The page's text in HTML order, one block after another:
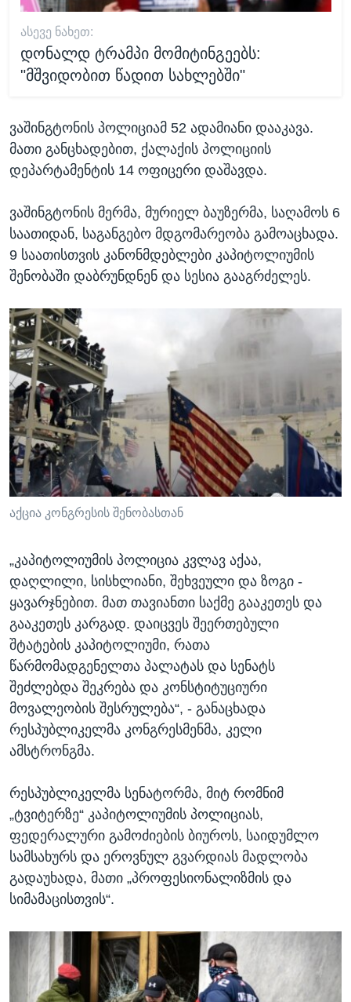
ᲐᲡᲔᲕᲔ ᲜᲐᲮᲔᲗ:
დონალდ ტრამპი მომიტინგეებს:
"მშვიდობით წადით სახლებში"
ვაშინგტონის პოლიციამ 52 ადამიანი დააკავა.
მათი განცხადებით, ქალაქის პოლიციის
დეპარტამენტის 14 ოფიცერი დაშავდა.
ვაშინგტონის მერმა, მურიელ ბაუზერმა, საღამოს 6
საათიდან, საგანგებო მდგომარეობა გამოაცხადა.
9 საათისთვის კანონმდებლები კაპიტოლიუმის
შენობაში დაბრუნდნენ და სესია გააგრძელეს.
აქცია კონგრესის შენობასთან
„კაპიტოლიუმის პოლიცია კვლავ აქაა,
დაღლილი, სისხლიანი, შეხვეული და ზოგი -
ყავარჯნებით. მათ თავიანთი საქმე გააკეთეს და
გააკეთეს კარგად. დაიცვეს შეერთებული
შტატების კაპიტოლიუმი, რათა
წარმომადგენელთა პალატას და სენატს
შეძლებდა შეკრება და კონსტიტუციური
მოვალეობის შესრულება“, - განაცხადა
რესპუბლიკელმა კონგრესმენმა, კელი
ამსტრონგმა.
რესპუბლიკელმა სენატორმა, მიტ რომნიმ
„ტვიტერზე“ კაპიტოლიუმის პოლიციას,
ფედერალური გამოძიების ბიუროს, საიდუმლო
სამსახურს და ეროვნულ გვარდიას მადლობა
გადაუხადა, მათი „პროფესიონალიზმის და
სიმამაცისთვის“.